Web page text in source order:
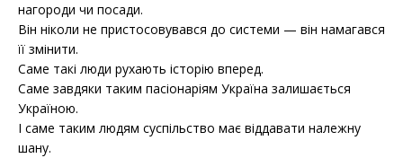
нагороди чи посади.
Він ніколи не пристосовувався до системи — він намагався
її змінити.
Саме такі люди рухають історію вперед.
Саме завдяки таким пасіонаріям Україна залишається
Україною.
І саме таким людям суспільство має віддавати належну
шану.